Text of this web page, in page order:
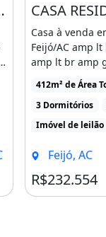
AC, VITÓRIA
Casa à venda
Feijó/AC amp
amp lt br amp
Dezembro, 428,
412m² de Área
3 Dormitórios
Imóvel de leilão
Feijó, AC
R$232.554